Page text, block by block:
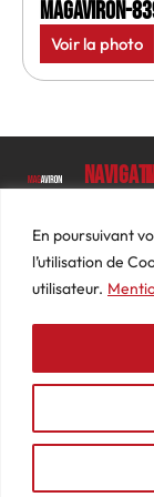
En poursuivant
l’utilisation de
utilisateur.
MagAviron-
Voir la photo
Luc
Barbier
69640
74
87
Le